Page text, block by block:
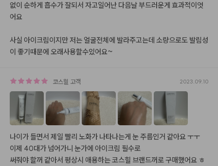
없이 순하게 흡수가 잘되서 자고일어난 다음날 부드러운게 효과적이엇
어요
사실 아이크림이지만 저는 얼굴전체에 발라주고는데 소량으로도 발림성
이 좋기때문에 오래사용할수있어요~
코스힐 고객 2023.09.10
나이가 들면서 제일 빨리 노화가 나타나는게 눈 주름인거 같아요 ㅜㅜ
이제 40대가 넘어가니 눈가에 아이크림 필수로
써줘야 할꺼 같아서 평상시 애용하는 코스힐 브랜드꺼로 구매했어요 ㅎ